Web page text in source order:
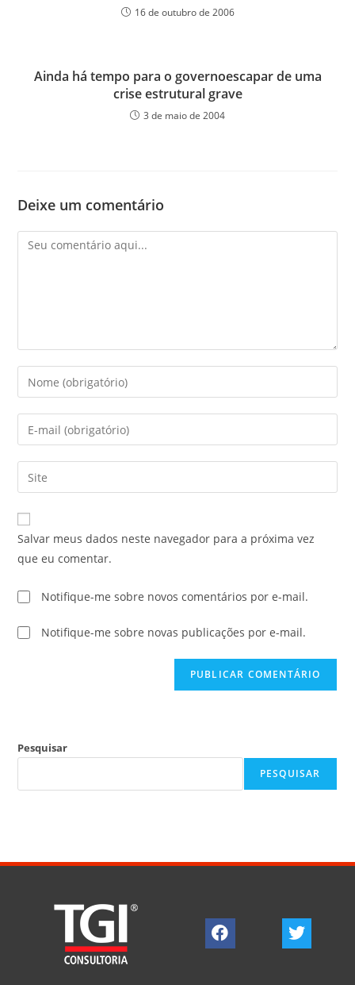
16 de outubro de 2006
Ainda há tempo para o governoescapar de uma
crise estrutural grave
3 de maio de 2004
Deixe um comentário
Salvar meus dados neste navegador para a próxima vez
que eu comentar.
Notifique-me sobre novos comentários por e-mail.
Notifique-me sobre novas publicações por e-mail.
Pesquisar
PESQUISAR